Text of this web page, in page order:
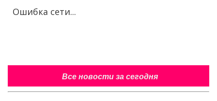
Ошибка сети...
Все новости за сегодня